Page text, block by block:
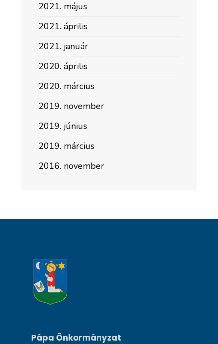
2021. május
2021. április
2021. január
2020. április
2020. március
2019. november
2019. június
2019. március
2016. november
Pápa Önkormányzat